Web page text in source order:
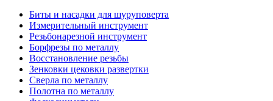
Биты и насадки для шуруповерта
Измерительный инструмент
Резьбонарезной инструмент
Борфрезы по металлу
Восстановление резьбы
Зенковки цековки развертки
Сверла по металлу
Полотна по металлу